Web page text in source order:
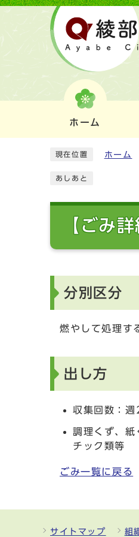
ホーム
現在位置 ホーム
あしあと
【ごみ
分別区分
燃やして処理す
出し方
収集回数：
調理くず、紙
チック類等
ごみ一覧に戻る
サイトマップ 組